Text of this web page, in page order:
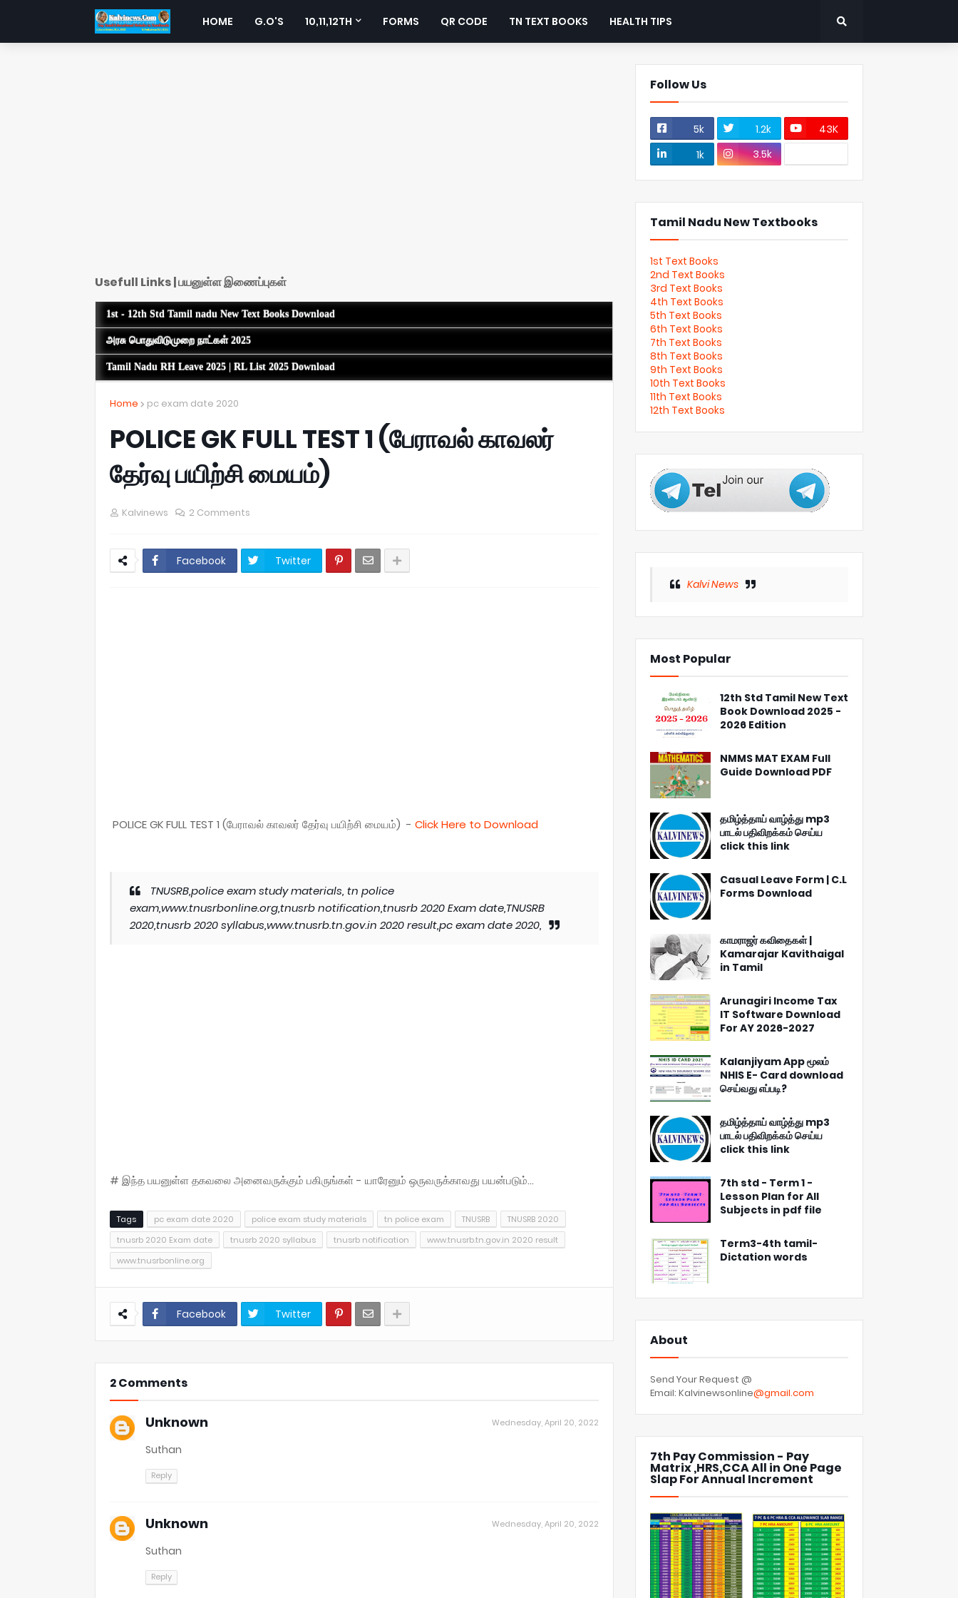
HOME G.O'S 10,11,12TH FORMS QR CODE TN TEXT BOOKS HEALTH TIPS
Usefull Links | பயனுள்ள இணைப்புகள்
1st - 12th Std Tamil nadu New Text Books Download
அரசு பொதுவிடுமுறை நாட்கள் 2025
Tamil Nadu RH Leave 2025 | RL List 2025 Download
Home pc exam date 2020
POLICE GK FULL TEST 1 (பேராவல் காவலர்
தேர்வு பயிற்சி மையம்)
Kalvinews 2 Comments
Facebook Twitter
POLICE GK FULL TEST 1 (பேராவல் காவலர் தேர்வு பயிற்சி மையம்) - Click Here to Download
TNUSRB,police exam study materials, tn police
exam,www.tnusrbonline.org,tnusrb notification,tnusrb 2020 Exam date,TNUSRB
2020,tnusrb 2020 syllabus,www.tnusrb.tn.gov.in 2020 result,pc exam date 2020,
# இந்த பயனுள்ள தகவலை அனைவருக்கும் பகிருங்கள் - யாரேனும் ஒருவருக்காவது பயன்படும்...
Tags pc exam date 2020 police exam study materials tn police exam TNUSRB
TNUSRB 2020
tnusrb 2020 Exam date
tnusrb 2020 syllabus tnusrb notification
www.tnusrb.tn.gov.in 2020 result
www.tnusrbonline.org
Facebook Twitter
2 Comments
Unknown Wednesday, April 20, 2022
Suthan
Reply
Unknown Wednesday, April 20, 2022
Suthan
Reply
Follow Us
5k 1.2k
43K
1k
3.5k
Tamil Nadu New Textbooks
1st Text Books
2nd Text Books
3rd Text Books
4th Text Books
5th Text Books
6th Text Books
7th Text Books
8th Text Books
9th Text Books
10th Text Books
11th Text Books
12th Text Books
Kalvi News
Most Popular
12th Std Tamil New Text
Book Download 2025 -
2026 Edition
NMMS MAT EXAM Full
Guide Download PDF
தமிழ்த்தாய் வாழ்த்து mp3
பாடல் பதிவிறக்கம் செய்ய
click this link
Casual Leave Form | C.L
Forms Download
காமராஜர் கவிதைகள் |
Kamarajar Kavithaigal
in Tamil
Arunagiri Income Tax
IT Software Download
For AY 2026-2027
Kalanjiyam App மூலம்
NHIS E- Card download
செய்வது எப்படி?
தமிழ்த்தாய் வாழ்த்து mp3
பாடல் பதிவிறக்கம் செய்ய
click this link
7th std - Term 1 -
Lesson Plan for All
Subjects in pdf file
Term3-4th tamil-
Dictation words
About
Send Your Request @
Email: Kalvinewsonline@gmail.com
7th Pay Commission - Pay
Matrix ,HRS,CCA All in One Page
Slap For Annual Increment